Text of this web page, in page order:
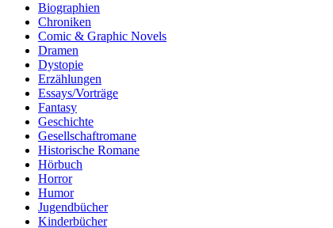
Biographien
Chroniken
Comic & Graphic Novels
Dramen
Dystopie
Erzählungen
Essays/Vorträge
Fantasy
Geschichte
Gesellschaftromane
Historische Romane
Hörbuch
Horror
Humor
Jugendbücher
Kinderbücher